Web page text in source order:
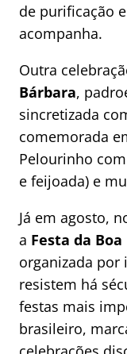
de purificação
acompanha.
Outra
Bárbara,
sincretizada
comemorada
Pelourinho
e feijoada) e
Já em agosto,
a Festa da
organizada por
resistem há
festas mais
brasileiro,